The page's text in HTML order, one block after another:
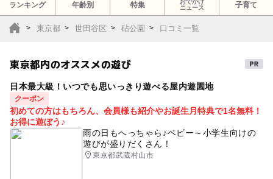
ランキング 年齢別 特集
おでかけ
ニュース
子育て
東京都 世田谷区 砧公園 口コミ一覧
東京都内のオススメの遊び
日本最大級！いつでも思いっきり遊べる屋内遊園地
クーポン
初めての方はもちろん、会員様も紹介やお誕生月特典で1名無料！
お得に遊ぼう♪
雨の日もへっちゃら♪ベビー～小学生向けの
遊びが盛りだくさん！
東京都武蔵村山市